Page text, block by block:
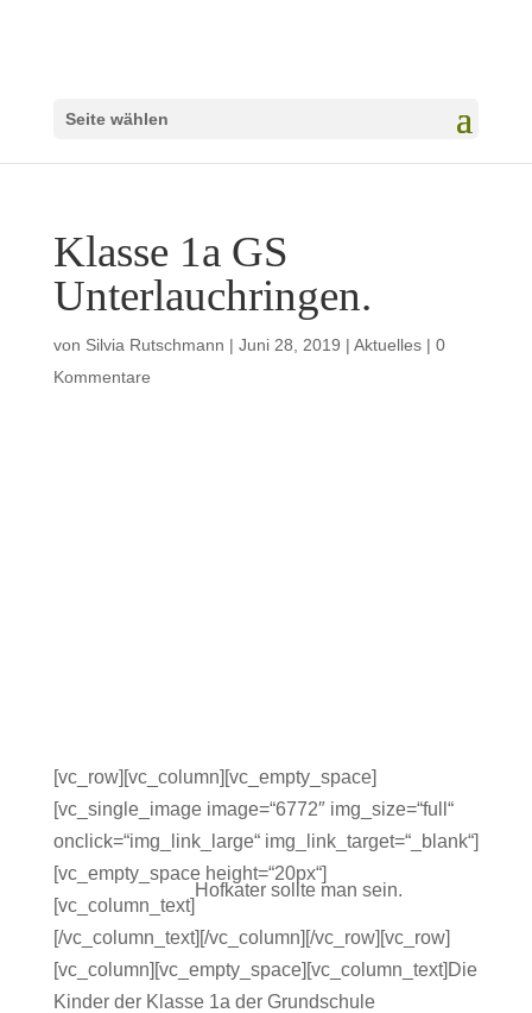
Seite wählen
Klasse 1a GS
Unterlauchringen.
von Silvia Rutschmann | Juni 28, 2019 | Aktuelles| 0
Kommentare
[vc_row][vc_column][vc_empty_space]
[vc_single_image image=“6772″ img_size=“full“
onclick=“img_link_large“ img_link_target=“_blank“]
[vc_empty_space height=“20px“]
[vc_column_text]
Hofkater sollte man sein.
[/vc_column_text][/vc_column][/vc_row][vc_row]
[vc_column][vc_empty_space][vc_column_text]Die
Kinder der Klasse 1a der Grundschule